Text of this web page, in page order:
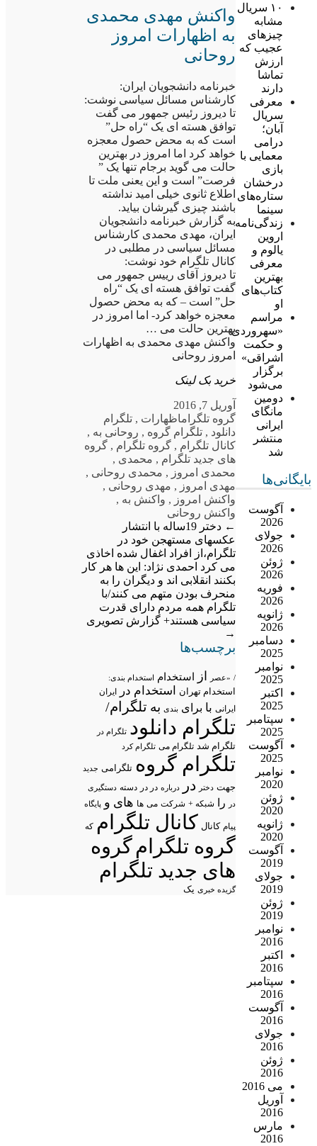
۱۰ سریال
مشابه
چیزهای
عجیب که
ارزش
تماشا
دارند
معرفی
سریال
آبان؛
درامی
معمایی با
بازی
درخشان
ستاره‌های
سینما
زندگی‌نامه
اروین
یالوم و
معرفی
بهترین
کتاب‌های
او
مراسم
«سهروردی
و حکمت
اشراقی»
برگزار
می‌شود
دومین
مانگای
ایرانی
منتشر
شد
بایگانی‌ها
آگوست
2026
جولای
2026
ژوئن
2026
فوریه
2026
ژانویه
2026
دسامبر
2025
نوامبر
2025
اکتبر
2025
سپتامبر
2025
آگوست
2025
نوامبر
2020
ژوئن
2020
ژانویه
2020
آگوست
2019
جولای
2019
ژوئن
2019
نوامبر
2016
اکتبر
2016
سپتامبر
2016
آگوست
2016
جولای
2016
ژوئن
2016
می 2016
آوریل
2016
مارس
2016
واکنش مهدی محمدی
به اظهارات امروز
روحانی
خبرنامه دانشجویان ایران:
کارشناس مسائل سیاسی نوشت:
تا دیروز رئیس جمهور می گفت
توافق هسته ای یک “راه حل”
است که به محض حصول معجزه
خواهد کرد اما امروز در بهترین
حالت می گوید برجام تنها یک ”
فرصت” است و این یعنی ملت تا
اطلاع ثانوی خیلی امید نداشته
باشند چیزی گیرشان بیاید.
به گزارش خبرنامه دانشجویان
ایران، مهدی محمدی کارشناس
مسائل سیاسی در مطلبی در
کانال تلگرام خود نوشت:
تا دیروز آقای رییس جمهور می
گفت توافق هسته ای یک “راه
حل” است – که به محض حصول
معجزه خواهد کرد- اما امروز در
بهترین حالت می …
واکنش مهدی محمدی به اظهارات
امروز روحانی
خرید بک لینک
آوریل 7, 2016
گروه تلگراماظهارات , تلگرام
دانلود , تلگرام گروه , روحانی به ,
کانال تلگرام , گروه تلگرام , گروه
های جدید تلگرام , محمدی ,
محمدی امروز , محمدی روحانی ,
مهدی امروز , مهدی روحانی ,
واکنش امروز , واکنش به ,
واکنش روحانی
←
دختر 19ساله با انتشار
عکسهای مستهجن خود در
تلگرام،از افراد اغفال شده اخاذی
می کرد احمدی نژاد: این ها هر کار
بکنند انقلابی اند و دیگران را به
منحرف بودن متهم می کنند/با
تلگرام همه مردم دارای قدرت
سیاسی هستند+ گزارش تصویری
→
برچسب‌ها
/ «عصر از استخدام استخدام بندی:
استخدام تهران استخدام در ایران
ایرانی با برای بندی به تلگرام/
تلگرام دانلود تلگرام در
تلگرام شد تلگرام می تلگرام کرد
تلگرام گروه تلگرامی جدید
جهت دختر در درباره در در دسته دستگیری
در
را شبکه + شرکت می ها های و پایگاه
پیام کانال کانال تلگرام که
گروه تلگرامگروه
های جدید تلگرام
گزیده خبری یک